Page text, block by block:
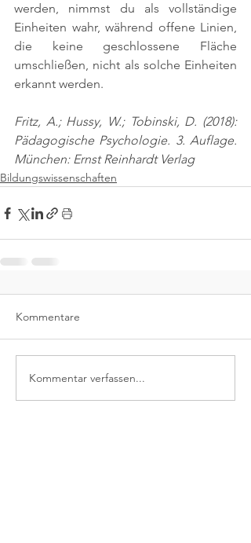
werden, nimmst du als vollständige
Einheiten wahr, während offene Linien,
die keine geschlossene Fläche
umschließen, nicht als solche Einheiten
erkannt werden.
Fritz, A.; Hussy, W.; Tobinski, D. (2018):
Pädagogische Psychologie. 3. Auflage.
München: Ernst Reinhardt Verlag
Bildungswissenschaften
Kommentare
Kommentar verfassen...